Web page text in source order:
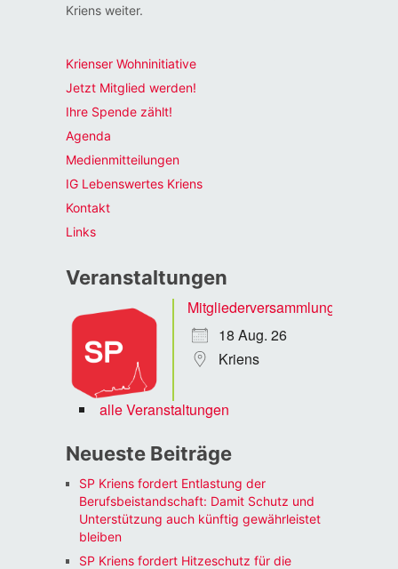
Kriens weiter.
Krienser Wohninitiative
Jetzt Mitglied werden!
Ihre Spende zählt!
Agenda
Medienmitteilungen
IG Lebenswertes Kriens
Kontakt
Links
Veranstaltungen
Mitgliederversammlung
18 Aug. 26
Kriens
alle Veranstaltungen
Neueste Beiträge
SP Kriens fordert Entlastung der
Berufsbeistandschaft: Damit Schutz und
Unterstützung auch künftig gewährleistet
bleiben
SP Kriens fordert Hitzeschutz für die